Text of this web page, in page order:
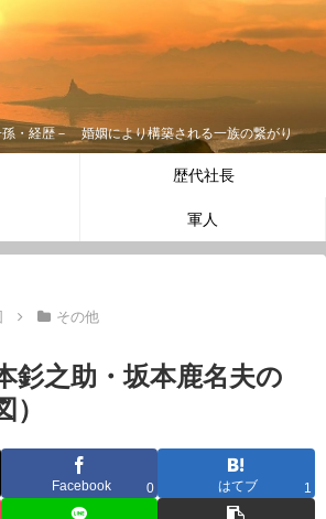
孫・経歴－ 婚姻により構築される一族の繋がり
歴代社長
軍人
その他
釤之助・坂本鹿名夫の
Facebook 0 はてブ 1